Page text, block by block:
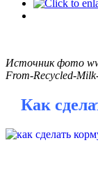
Источник фото
From-Recycled-
Как